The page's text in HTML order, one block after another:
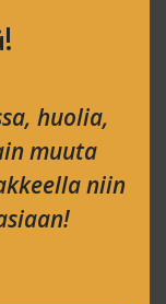
huolia,
muuta
niin